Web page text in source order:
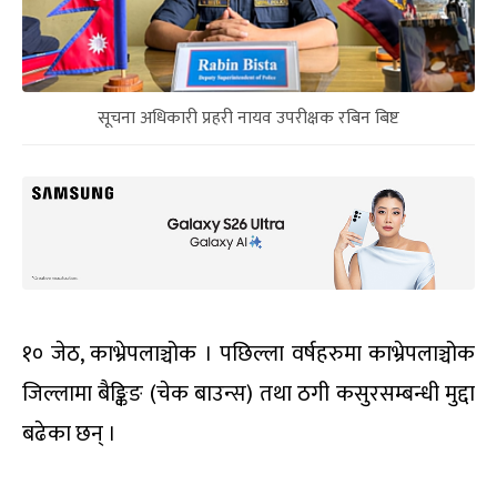
सूचना अधिकारी प्रहरी नायव उपरीक्षक रबिन बिष्ट
१० जेठ, काभ्रेपलाञ्चोक । पछिल्ला वर्षहरुमा काभ्रेपलाञ्चोक
जिल्लामा बैङ्किङ (चेक बाउन्स) तथा ठगी कसुरसम्बन्धी मुद्दा
बढेका छन् ।